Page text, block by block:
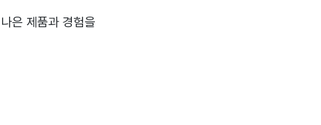
은 제품과 경험을